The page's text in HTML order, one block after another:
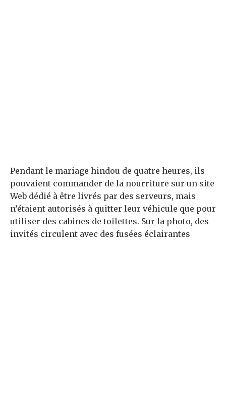
Pendant le mariage hindou de quatre heures, ils
pouvaient commander de la nourriture sur un site
Web dédié à être livrés par des serveurs, mais
n’étaient autorisés à quitter leur véhicule que pour
utiliser des cabines de toilettes. Sur la photo, des
invités circulent avec des fusées éclairantes